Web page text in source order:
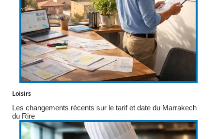
Loisirs
Les changements récents sur le tarif et date du Marrakech
du Rire